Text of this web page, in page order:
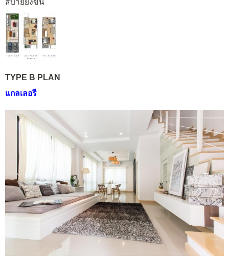
TYPE B PLAN
แกลเลอรี